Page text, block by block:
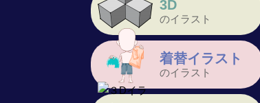
3D
のイラスト
着替イラスト
のイラスト